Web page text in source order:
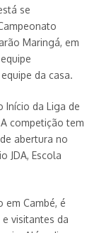
se
Maringá, em
da casa.
Início da Liga de
competição tem
abertura no
JDA, Escola
Cambé, é
visitantes da